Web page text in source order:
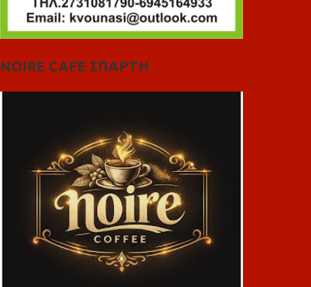
NOIRE CAFE ΣΠΑΡΤΗ